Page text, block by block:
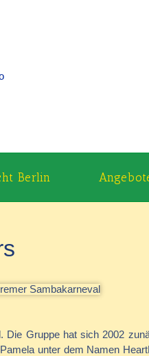
Berlin
Die Gruppe hat sich 2002
unter dem Namen